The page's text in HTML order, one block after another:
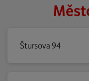
Štursova 94